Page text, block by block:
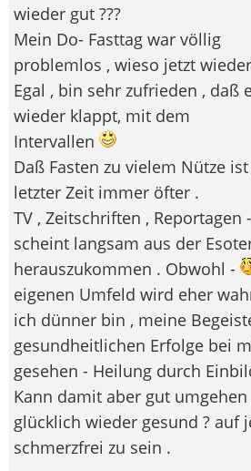
wieder gut ???
Mein Do- Fasttag war völlig
problemlos , wieso jetzt
Egal , bin sehr zufrieden , daß
wieder klappt, mit dem
Intervallen
Daß Fasten zu vielem Nütze
letzter Zeit immer öfter .
TV , Zeitschriften , Reportagen
scheint langsam aus der
herauszukommen . Obwohl -
eigenen Umfeld wird eher
ich dünner bin , meine
gesundheitlichen Erfolge bei
gesehen - Heilung durch
Kann damit aber gut
glücklich wieder gesund ? auf
schmerzfrei zu sein .